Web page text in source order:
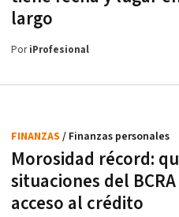
largo
PoriProfesional
Morosidad récord:
situaciones del
acceso al crédito
FINANZAS / Finanzas personales